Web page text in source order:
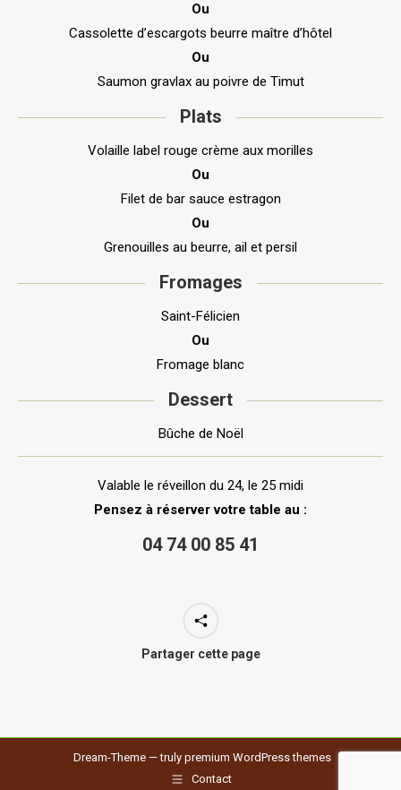
Ou
Cassolette d’escargots beurre maître d’hôtel
Ou
Saumon gravlax au poivre de Timut
Plats
Volaille label rouge crème aux morilles
Ou
Filet de bar sauce estragon
Ou
Grenouilles au beurre, ail et persil
Fromages
Saint-Félicien
Ou
Fromage blanc
Dessert
Bûche de Noël
Valable le réveillon du 24, le 25 midi
Pensez à réserver votre table au :
04 74 00 85 41
Partager cette page
Dream-Theme — truly premium WordPress themes
Contact